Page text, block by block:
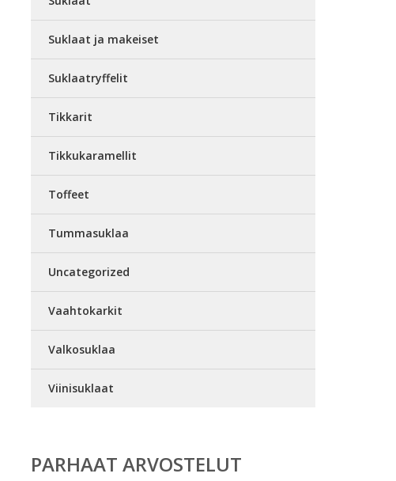
Suklaat ja makeiset
Suklaatryffelit
Tikkarit
Tikkukaramellit
Toffeet
Tummasuklaa
Uncategorized
Vaahtokarkit
Valkosuklaa
Viinisuklaat
PARHAAT ARVOSTELUT